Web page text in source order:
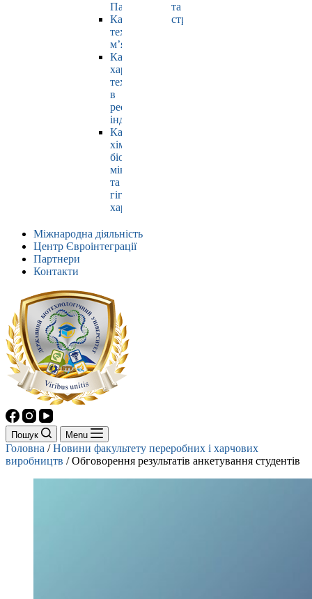
Павлюк
Кафедра
технології
м’яса
Кафедра
харчових
технологій
в
ресторанній
індустрії
Кафедра
хімії,
біохімії,
мікробіології
та
гігієни
харчування
та
страхування
Міжнародна діяльність
Центр Євроінтеграції
Партнери
Контакти
Пошук Menu
Головна /Новини факультету переробних і харчових
виробництв /Обговорення результатів анкетування студентів